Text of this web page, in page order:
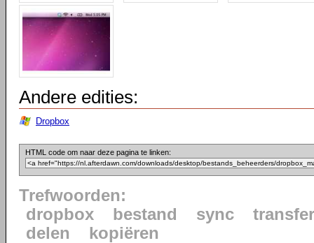
Andere edities:
Dropbox
HTML code om naar deze pagina te linken:
Trefwoorden:
dropbox
bestand sync
transfer
delen
kopiëren